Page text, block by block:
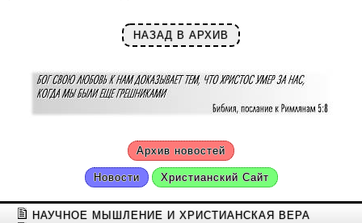
НАЗАД В АРХИВ
Архив новостей
Новости Христианский Сайт
НАУЧНОЕ МЫШЛЕНИЕ И ХРИСТИАНСКАЯ ВЕРА